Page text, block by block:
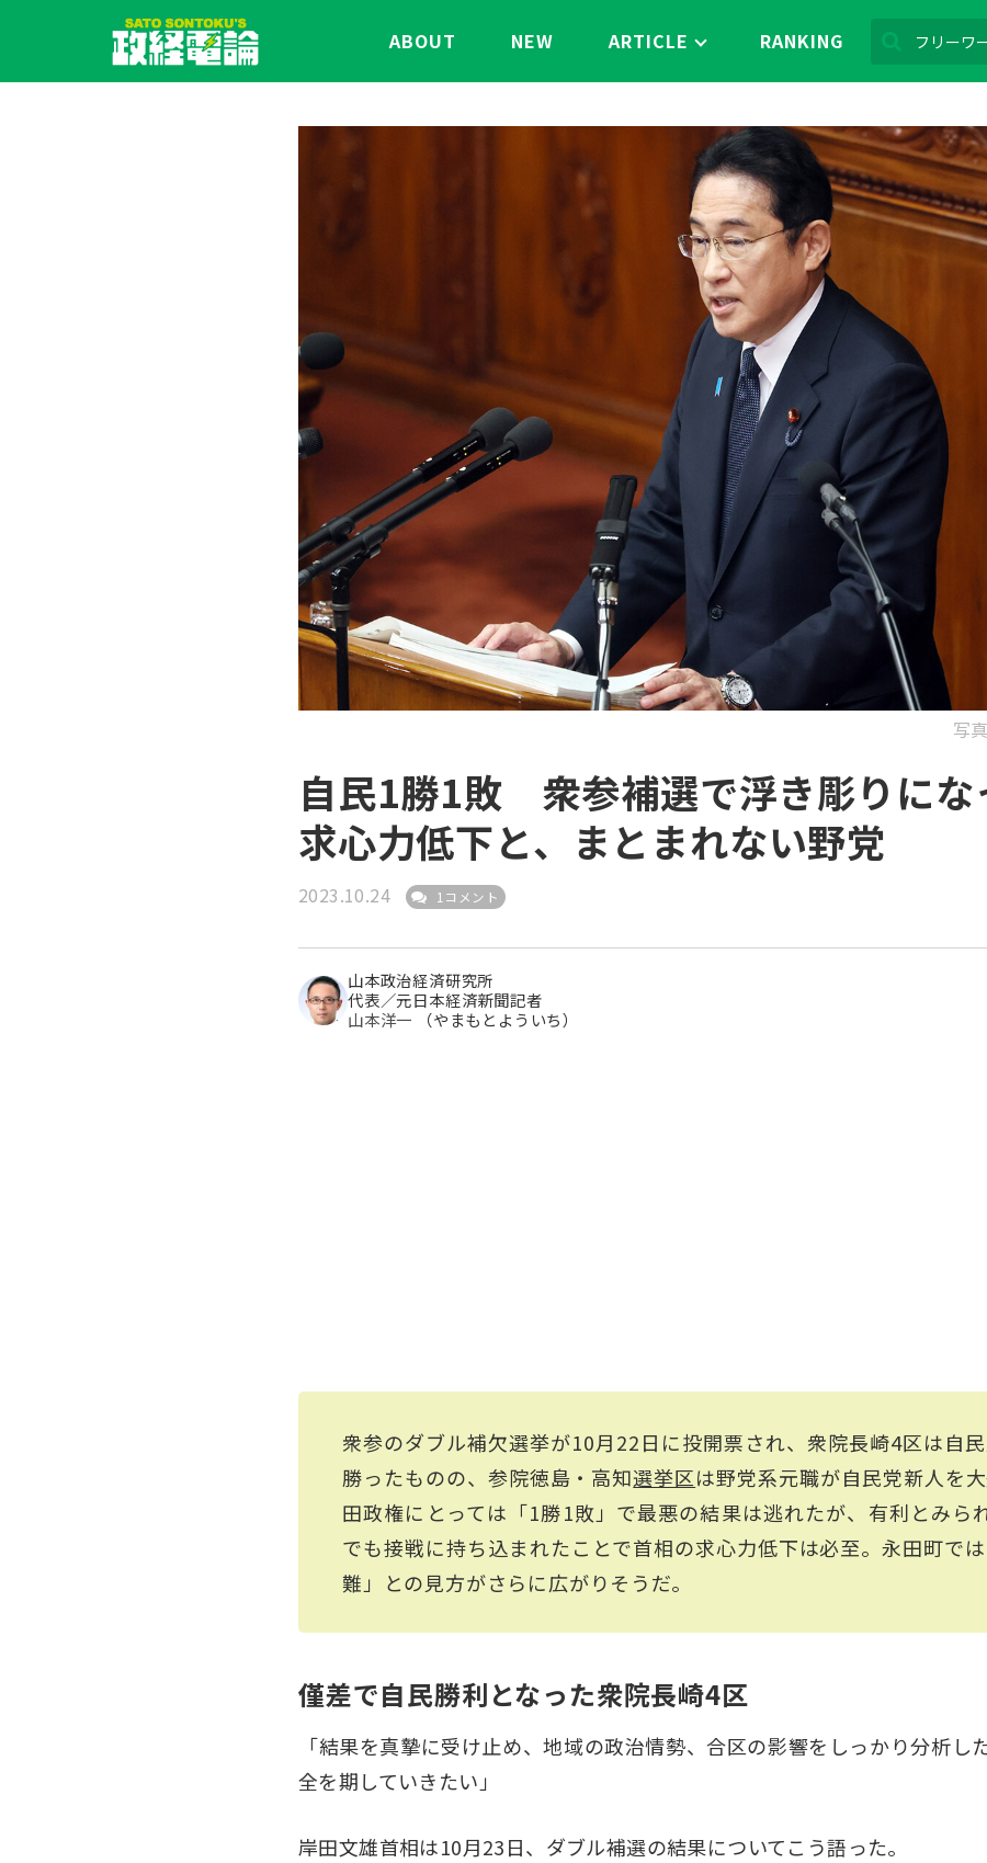
ABOUT NEW ARTICLE RANKING
写
自民1勝1敗 衆参補選で浮き彫りにな
求心力低下と、まとまれない野党
2023.10.24 1コメント
山本政治経済研究所
代表／元日本経済新聞記者
山本洋一
（やまもとよういち）
衆参のダブル補欠選挙が10月22日に投開票され、衆院長崎4区は自
勝ったものの、参院徳島・高知選挙区は野党系元職が自民党新人を
田政権にとっては「1勝1敗」で最悪の結果は逃れたが、有利とみら
でも接戦に持ち込まれたことで首相の求心力低下は必至。永田町で
難」との見方がさらに広がりそうだ。
僅差で自民勝利となった衆院長崎4区
「結果を真摯に受け止め、地域の政治情勢、合区の影響をしっかり分析し
全を期していきたい」
岸田文雄首相は10月23日、ダブル補選の結果についてこう語った。